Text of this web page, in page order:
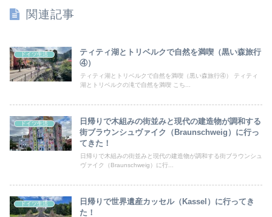
関連記事
ドイツ生活
ティティ湖とトリベルクで自然を満喫（黒い森旅行
④）
ティティ湖とトリベルクで自然を満喫（黒い森旅行④） ティティ
湖とトリベルクの滝で自然を満喫 こち...
ドイツ生活
日帰りで木組みの街並みと現代の建造物が調和する
街ブラウンシュヴァイク（Braunschweig）に行っ
てきた！
日帰りで木組みの街並みと現代の建造物が調和する街ブラウンシュ
ヴァイク（Braunschweig）に行...
ドイツ生活
日帰りで世界遺産カッセル（Kassel）に行ってき
た！